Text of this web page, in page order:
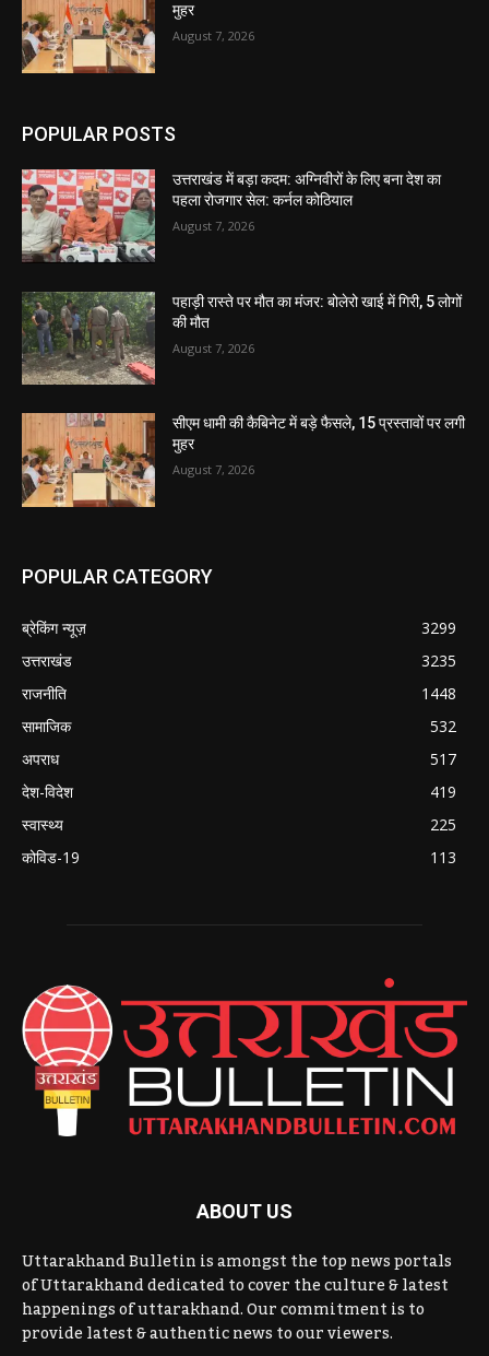
मुहर
August 7, 2026
POPULAR POSTS
उत्तराखंड में बड़ा कदम: अग्निवीरों के लिए बना देश का
पहला रोजगार सेल: कर्नल कोठियाल
August 7, 2026
पहाड़ी रास्ते पर मौत का मंजर: बोलेरो खाई में गिरी, 5 लोगों
की मौत
August 7, 2026
सीएम धामी की कैबिनेट में बड़े फैसले, 15 प्रस्तावों पर लगी
मुहर
August 7, 2026
POPULAR CATEGORY
ब्रेकिंग न्यूज़
3299
उत्तराखंड
3235
राजनीति
1448
सामाजिक
532
अपराध
517
देश-विदेश
419
स्वास्थ्य
225
कोविड-19
113
ABOUT US
Uttarakhand Bulletin is amongst the top news portals
of Uttarakhand dedicated to cover the culture & latest
happenings of uttarakhand. Our commitment is to
provide latest & authentic news to our viewers.